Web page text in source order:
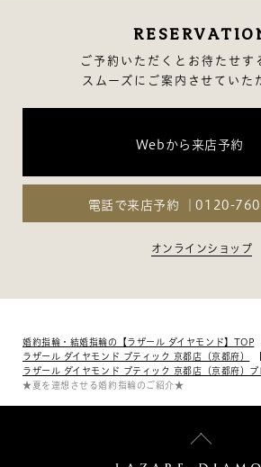
ご予約いただくとお待たせす
スムーズにご案内させていた
Webから来店予約
電話で来店予約 0120-
オンラインショップ
婚約指輪・結婚指輪の【ラザール ダイヤモンド】TOP
ラザール ダイヤモンド ブティック 京都店（京都府）
ラザール ダイヤモンド ブティック 京都店（京都府）ブ
★夏を連想させる婚約指輪のご紹介★